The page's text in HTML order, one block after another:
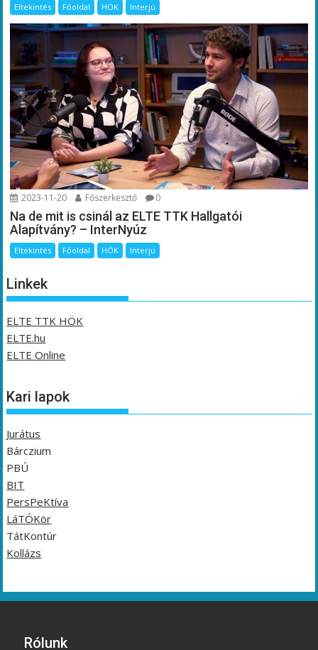
Eltekintés Főoldal HÖK Interjú
2023-11-20 Főszerkesztő 0
Na de mit is csinál az ELTE TTK Hallgatói
Alapítvány? – InterNyúz
Eltekintés Főoldal HÖK Interjú
Linkek
ELTE TTK HÖK
ELTE.hu
ELTE Online
Kari lapok
Jurátus
Bárczium
PBÚ
BIT
PersPeKtíva
LáTÓKör
TátKontúr
Kollázs
Rólunk